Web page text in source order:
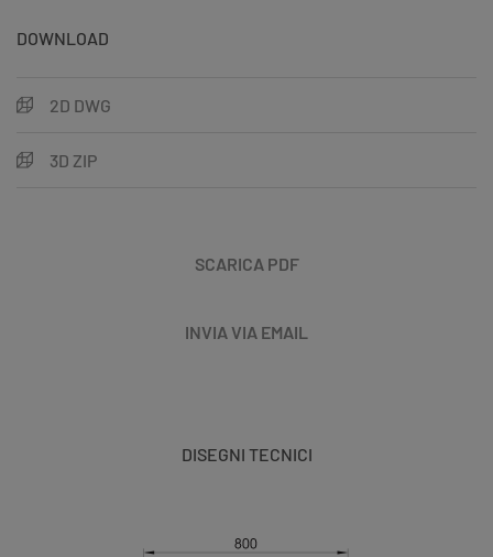
DOWNLOAD
2D DWG
3D ZIP
SCARICA PDF
INVIA VIA EMAIL
DISEGNI TECNICI